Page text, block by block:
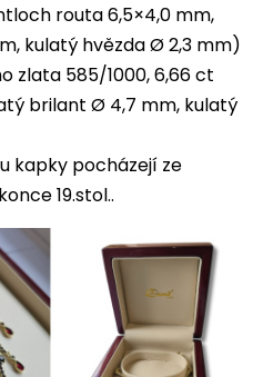
routa 6,5×4,0 mm,
kulatý hvězda Ø 2,3 mm)
zlata 585/1000, 6,66 ct
brilant Ø 4,7 mm, kulatý
kapky pocházejí ze
19.stol..